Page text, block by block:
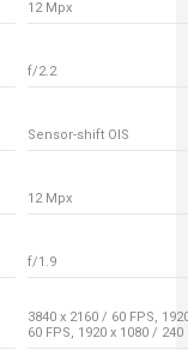
12 Mpx
f/2.2
Sensor-shift OIS
12 Mpx
f/1.9
3840 x 2160 / 60 FPS,
60 FPS, 1920 x 1080 / 240